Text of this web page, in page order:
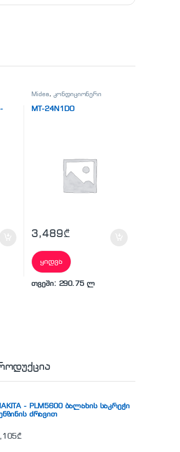
Midea, კონდიციონერი
MT-24N1DO
3,489₾
ყიდვა
თვეში: 290.75 ლ
- PLM5600 ბალახის საკრეჭი
ძრავით
₾